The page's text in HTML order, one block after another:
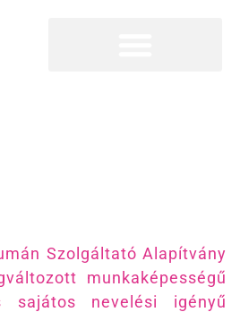
Szolgáltató Alapítvány
munkaképességű
sajátos nevelési igényű